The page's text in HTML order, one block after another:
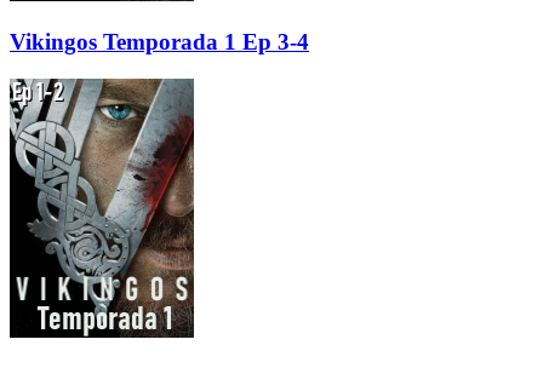
Vikingos Temporada 1 Ep 3-4